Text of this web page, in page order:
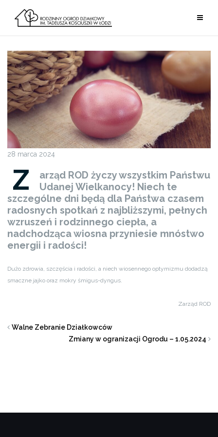
treści
28 marca 2024
Z
arząd ROD życzy wszystkim Państwu
Udanej Wielkanocy! Niech te
szczególne dni będą dla Państwa czasem
radosnych spotkań z najbliższymi, pełnych
wzruszeń i rodzinnego ciepła, a
nadchodząca wiosna przyniesie mnóstwo
energii i radości!
Dużo zdrowia, szczęścia i radości, a niech wiosennego optymizmu dodadzą
smaczne jajko oraz mokry śmigus-dyngus.
Zarząd ROD
Walne Zebranie Działkowców
Zmiany w ogranizacji Ogrodu – 1.05.2024